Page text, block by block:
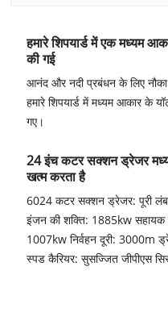
हमारे शिपयार्ड में एक मध्यम
की गई
आनंद और नदी प्रबंधन के लिए
हमारे शिपयार्ड में मध्यम आकार के
गए।
24 इंच कटर सक्शन ड्रेजर मध्य
खत्म करता है
6024 कटर सक्शन ड्रेजर: पूरी
इंजन की शक्ति: 1885kw सहायक
1007kw निर्वहन दूरी: 3000m
स्पड कैरियर: सुसज्जित जीपीएस